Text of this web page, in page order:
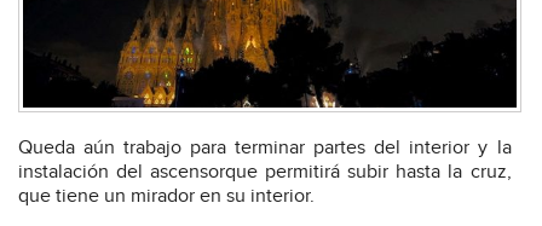
Queda aún trabajo para terminar partes del interior y la
instalación del ascensorque permitirá subir hasta la cruz,
que tiene un mirador en su interior.